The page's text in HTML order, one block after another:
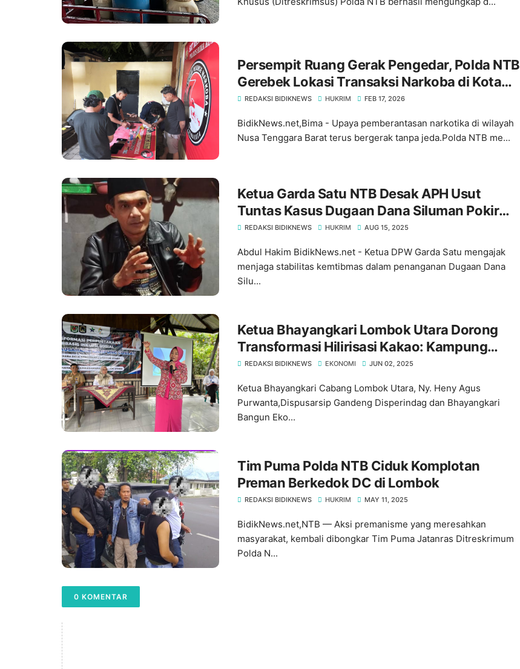
Persempit Ruang Gerak Pengedar, Polda NTB
Gerebek Lokasi Transaksi Narkoba di Kota
Bima
REDAKSI BIDIKNEWS HUKRIM FEB 17, 2026
BidikNews.net,Bima - Upaya pemberantasan narkotika di wilayah
Nusa Tenggara Barat terus bergerak tanpa jeda.Polda NTB me...
‎Ketua Garda Satu NTB Desak APH Usut
Tuntas Kasus Dugaan Dana Siluman Pokir
Dewan
REDAKSI BIDIKNEWS HUKRIM AUG 15, 2025
Abdul Hakim BidikNews.net - Ketua DPW Garda Satu mengajak
menjaga stabilitas kemtibmas dalam penanganan Dugaan Dana
Silu...
Ketua Bhayangkari Lombok Utara Dorong
Transformasi Hilirisasi Kakao: Kampung
Senara Siap Tembus Pasar Nasional
REDAKSI BIDIKNEWS EKONOMI JUN 02, 2025
Ketua Bhayangkari Cabang Lombok Utara, Ny. Heny Agus
Purwanta,Dispusarsip Gandeng Disperindag dan Bhayangkari
Bangun Eko...
Tim Puma Polda NTB Ciduk Komplotan
Preman Berkedok DC di Lombok
REDAKSI BIDIKNEWS HUKRIM MAY 11, 2025
BidikNews.net,NTB — Aksi premanisme yang meresahkan
masyarakat, kembali dibongkar Tim Puma Jatanras Ditreskrimum
Polda N...
0 KOMENTAR